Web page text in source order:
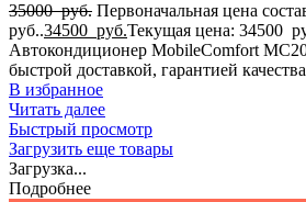
35000руб. Первоначальная цена
руб..34500 руб.Текущая цена: 34500
Автокондиционер MobileComfort
быстрой доставкой, гарантией
В избранное
Читать далее
Быстрый просмотр
Загрузить еще товары
Загрузка...
Подробнее